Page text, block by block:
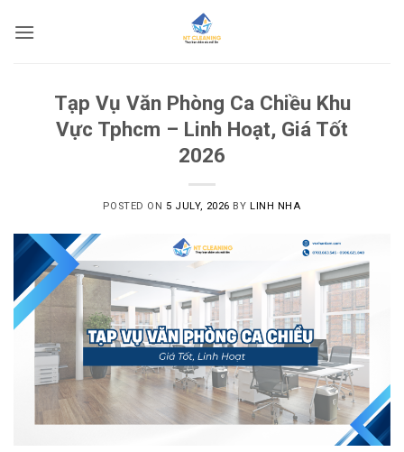
Tạp Vụ Văn Phòng Ca Chiều Khu
Vực Tphcm – Linh Hoạt, Giá Tốt
2026
POSTED ON 5 JULY, 2026 BYLINH NHA